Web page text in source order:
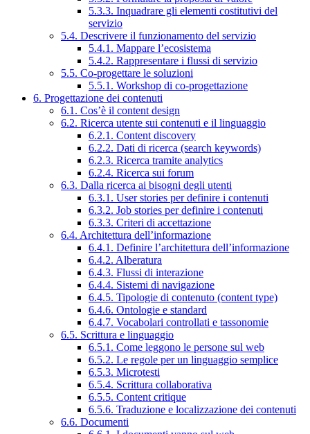
5.3.3. Inquadrare gli elementi costitutivi del
servizio
5.4. Descrivere il funzionamento del servizio
5.4.1. Mappare l’ecosistema
5.4.2. Rappresentare i flussi di servizio
5.5. Co-progettare le soluzioni
5.5.1. Workshop di co-progettazione
6. Progettazione dei contenuti
6.1. Cos’è il content design
6.2. Ricerca utente sui contenuti e il linguaggio
6.2.1. Content discovery
6.2.2. Dati di ricerca (search keywords)
6.2.3. Ricerca tramite analytics
6.2.4. Ricerca sui forum
6.3. Dalla ricerca ai bisogni degli utenti
6.3.1. User stories per definire i contenuti
6.3.2. Job stories per definire i contenuti
6.3.3. Criteri di accettazione
6.4. Architettura dell’informazione
6.4.1. Definire l’architettura dell’informazione
6.4.2. Alberatura
6.4.3. Flussi di interazione
6.4.4. Sistemi di navigazione
6.4.5. Tipologie di contenuto (content type)
6.4.6. Ontologie e standard
6.4.7. Vocabolari controllati e tassonomie
6.5. Scrittura e linguaggio
6.5.1. Come leggono le persone sul web
6.5.2. Le regole per un linguaggio semplice
6.5.3. Microtesti
6.5.4. Scrittura collaborativa
6.5.5. Content critique
6.5.6. Traduzione e localizzazione dei contenuti
6.6. Documenti